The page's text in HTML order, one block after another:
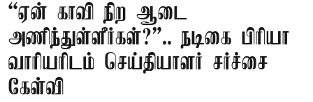
“ஏன் காவி நிற ஆடை
அணிந்துள்ளீர்கள்?”.. நடிகை பிரியா
வாரியரிடம் செய்தியாளர் சர்ச்சை
கேள்வி